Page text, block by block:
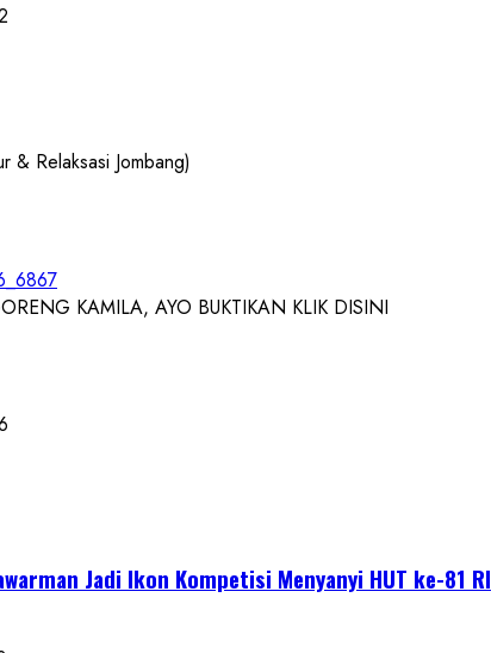
& Relaksasi Jombang)
KAMILA, AYO BUKTIKAN KLIK DISINI
Jadi Ikon Kompetisi Menyanyi HUT ke-81 RI